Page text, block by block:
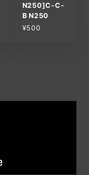
N250]C-C-
B N250
¥500